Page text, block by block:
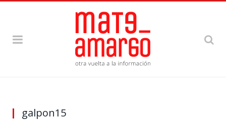
galpon15